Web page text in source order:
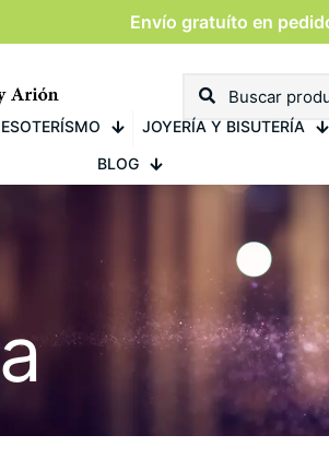
Envío gratuíto en
ESOTERÍSMO JOYERÍA Y BISUTERÍA
BLOG